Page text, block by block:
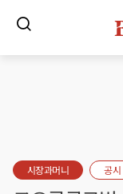
시장과머니 공시